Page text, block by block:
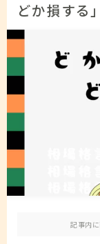
株式投資の始
プライバシーポ
どか損する
記事内